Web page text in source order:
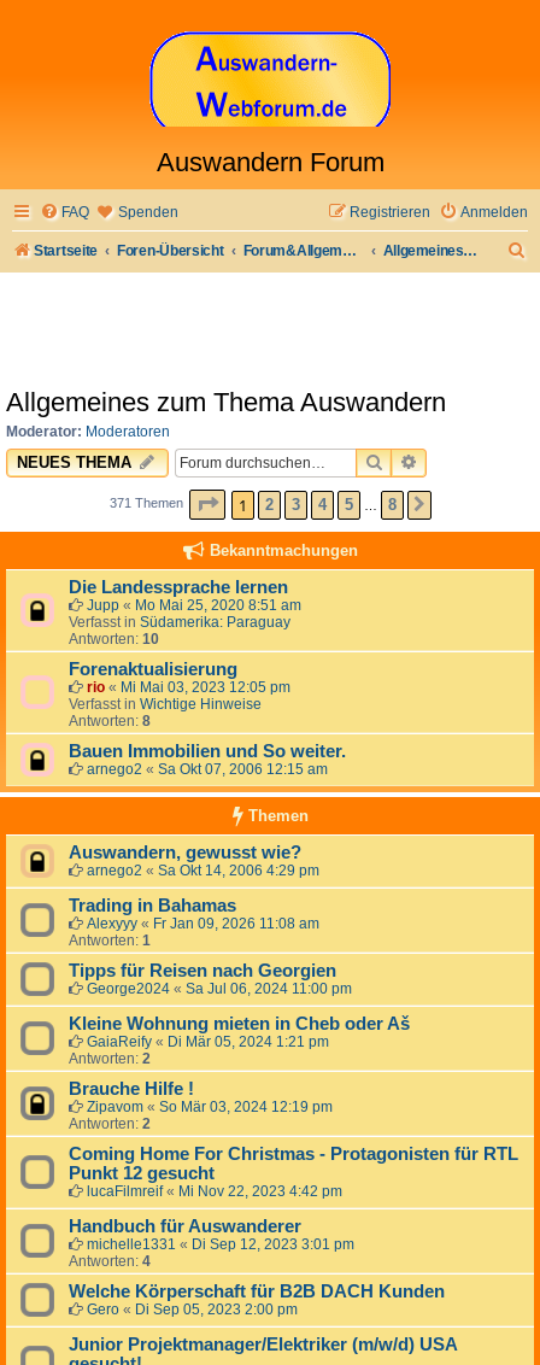
Auswandern Forum
FAQ Spenden Anmelden
Registrieren
Startseite Foren-Übersicht Forum&Allgemeines Allgemeines zum Thema Auswandern
Allgemeines zum Thema Auswandern
Moderator: Moderatoren
NEUES THEMA SUCHEERWEITERTE
371 Themen SEITE1 VON8
1 2 3 4 5 8
Bekanntmachungen
Die Landessprache lernen
Jupp « Mo Mai 25, 2020 8:51 am
Verfasst in Südamerika: Paraguay
Antworten: 10
Forenaktualisierung
rio « Mi Mai 03, 2023 12:05 pm
Verfasst in Wichtige Hinweise
Antworten: 8
Bauen Immobilien und So weiter.
arnego2 « Sa Okt 07, 2006 12:15 am
Themen
Auswandern, gewusst wie?
arnego2 « Sa Okt 14, 2006 4:29 pm
Trading in Bahamas
Alexyyy « Fr Jan 09, 2026 11:08 am
Antworten: 1
Tipps für Reisen nach Georgien
George2024 « Sa Jul 06, 2024 11:00 pm
Kleine Wohnung mieten in Cheb oder Aš
GaiaReify « Di Mär 05, 2024 1:21 pm
Antworten: 2
Brauche Hilfe !
Zipavom « So Mär 03, 2024 12:19 pm
Antworten: 2
Coming Home For Christmas - Protagonisten für RTL
Punkt 12 gesucht
lucaFilmreif« Mi Nov 22, 2023 4:42 pm
Handbuch für Auswanderer
michelle1331 « Di Sep 12, 2023 3:01 pm
Antworten: 4
Welche Körperschaft für B2B DACH Kunden
Gero « Di Sep 05, 2023 2:00 pm
Junior Projektmanager/Elektriker (m/w/d) USA